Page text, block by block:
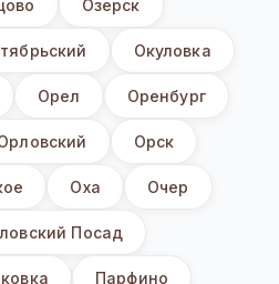
Озерск
Окуловка
Орел Оренбург
Орск
Оха Очер
Посад
Парфино